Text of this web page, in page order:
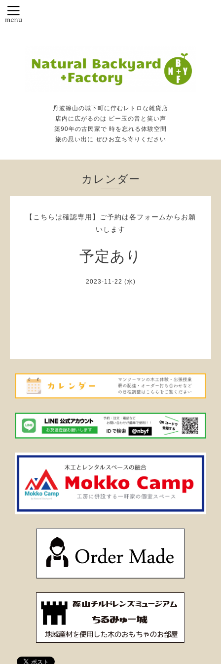
丹波篠山の城下町に佇むレトロな雑貨店
店内に広がるのは ビー玉の音と笑い声
築90年の古民家で 時を忘れる体験空間
旅の思い出に ぜひお立ち寄りください
カレンダー
【こちらは確認専用】ご予約は各フォームからお願
いします
予定あり
2023-11-22 (水)